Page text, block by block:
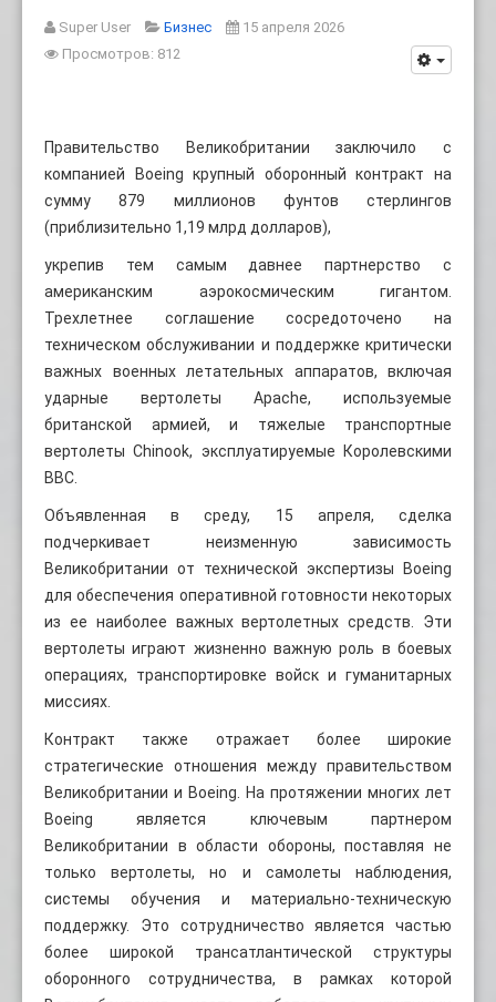
Super User Бизнес
15 апреля 2026
Просмотров: 812
Правительство Великобритании заключило с
компанией Boeing крупный оборонный контракт на
сумму 879 миллионов фунтов стерлингов
(приблизительно 1,19 млрд долларов),
укрепив тем самым давнее партнерство с
американским аэрокосмическим гигантом.
Трехлетнее соглашение сосредоточено на
техническом обслуживании и поддержке критически
важных военных летательных аппаратов, включая
ударные вертолеты Apache, используемые
британской армией, и тяжелые транспортные
вертолеты Chinook, эксплуатируемые Королевскими
ВВС.
Объявленная в среду, 15 апреля, сделка
подчеркивает неизменную зависимость
Великобритании от технической экспертизы Boeing
для обеспечения оперативной готовности некоторых
из ее наиболее важных вертолетных средств. Эти
вертолеты играют жизненно важную роль в боевых
операциях, транспортировке войск и гуманитарных
миссиях.
Контракт также отражает более широкие
стратегические отношения между правительством
Великобритании и Boeing. На протяжении многих лет
Boeing является ключевым партнером
Великобритании в области обороны, поставляя не
только вертолеты, но и самолеты наблюдения,
системы обучения и материально-техническую
поддержку. Это сотрудничество является частью
более широкой трансатлантической структуры
оборонного сотрудничества, в рамках которой